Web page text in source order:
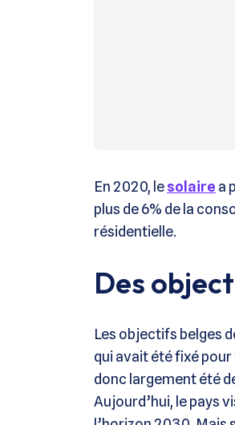
En 2020, lesolaire a
plus de 6% de la
résidentielle.
Des
Les objectifs belges
qui avait été fixé pour
donc largement été
Aujourd’hui, le pays